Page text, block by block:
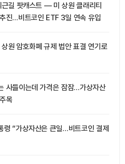
길 팟캐스트 — 미 상원 클래리티
진…비트코인 ETF 3일 연속 유입
원 암호화폐 규제 법안 표결 연기로
사들이는데 가격은 잠잠…가상자산
목
령 “가상자산은 큰일…비트코인 결제